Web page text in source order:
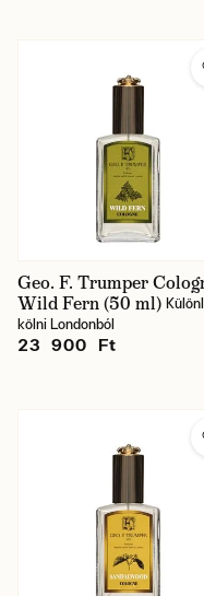
Geo. F. Trumper
Wild Fern (50 ml)
kölni Londonból
23 900 Ft